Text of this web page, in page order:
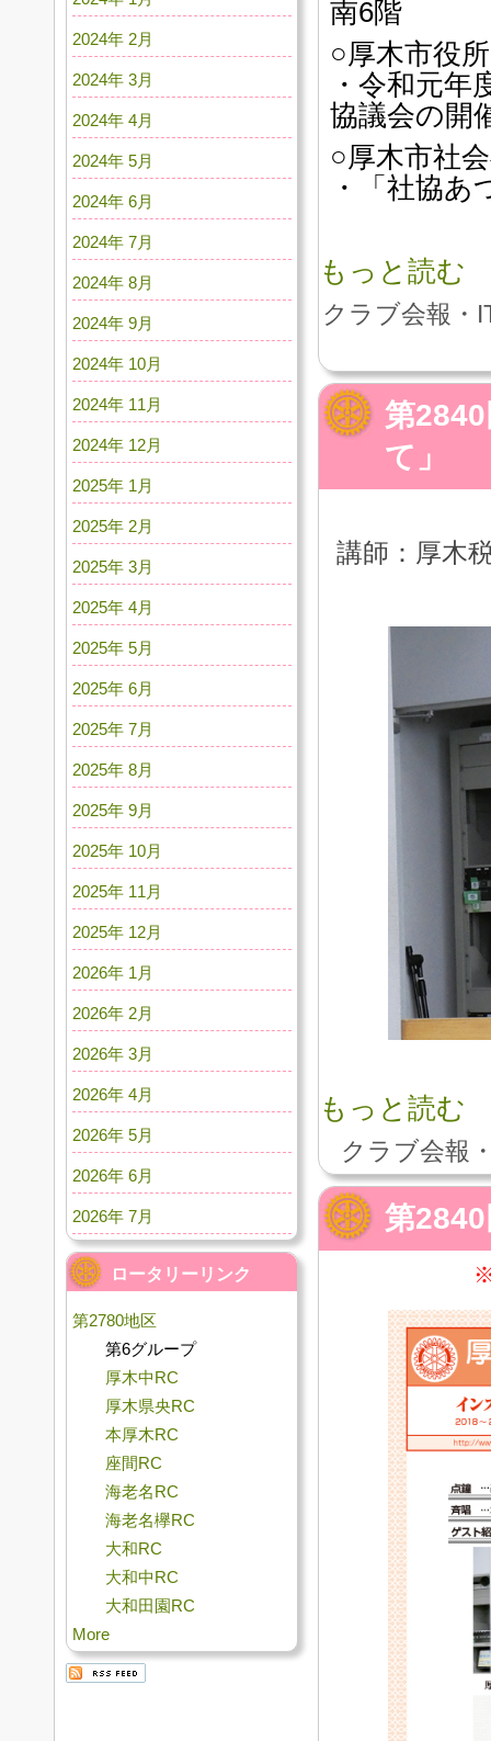
南6階
○厚木市役
・令和元
協議会の開
○厚木市社
・「社協
もっと読む
クラブ会報・
第
て」
講師：厚木
もっと読む
クラブ会報
第
2024年 2月
2024年 3月
2024年 4月
2024年 5月
2024年 6月
2024年 7月
2024年 8月
2024年 9月
2024年 10月
2024年 11月
2024年 12月
2025年 1月
2025年 2月
2025年 3月
2025年 4月
2025年 5月
2025年 6月
2025年 7月
2025年 8月
2025年 9月
2025年 10月
2025年 11月
2025年 12月
2026年 1月
2026年 2月
2026年 3月
2026年 4月
2026年 5月
2026年 6月
2026年 7月
ロータリーリンク
第2780地区
第6グループ
厚木中RC
厚木県央RC
本厚木RC
座間RC
海老名RC
海老名欅RC
大和RC
大和中RC
大和田園RC
More